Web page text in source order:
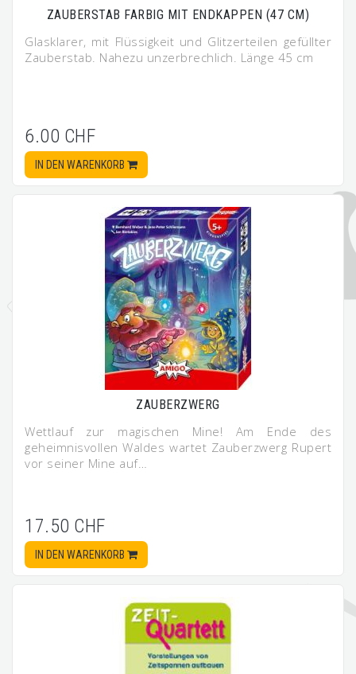
ZAUBERSTAB FARBIG MIT ENDKAPPEN (47 CM)
Glasklarer, mit Flüssigkeit und Glitzerteilen gefüllter
Zauberstab. Nahezu unzerbrechlich. Länge 45 cm
6.00 CHF
IN DEN WARENKORB
ZAUBERZWERG
Wettlauf zur magischen Mine! Am Ende des
geheimnisvollen Waldes wartet Zauberzwerg Rupert
vor seiner Mine auf…
17.50 CHF
IN DEN WARENKORB